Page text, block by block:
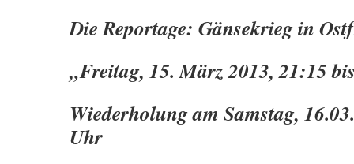
Die Reportage: Gänsekrieg in
„Freitag, 15. März 2013, 21:15
Wiederholung am Samstag,
Uhr